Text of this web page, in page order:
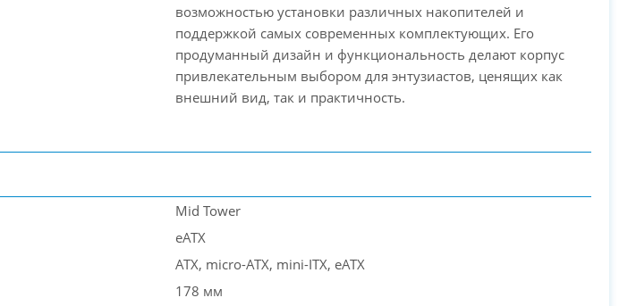
возможностью установки различных накопителей и
поддержкой самых современных комплектующих. Его
продуманный дизайн и функциональность делают корпус
привлекательным выбором для энтузиастов, ценящих как
внешний вид, так и практичность.
Mid Tower
eATX
ATX, micro-ATX, mini-ITX, eATX
178 мм